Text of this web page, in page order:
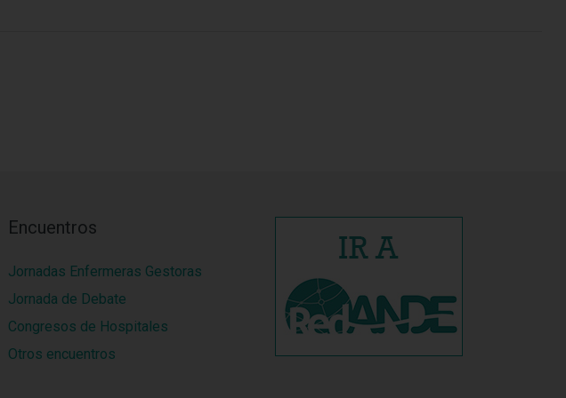
Encuentros
Jornadas Enfermeras Gestoras
Jornada de Debate
Congresos de Hospitales
Otros encuentros